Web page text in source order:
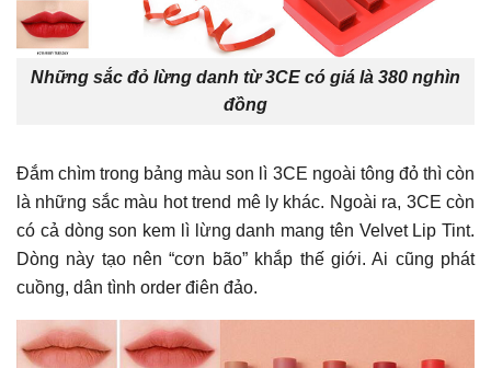
Những sắc đỏ lừng danh từ 3CE có giá là 380 nghìn
đồng
Đắm chìm trong bảng màu son lì 3CE ngoài tông đỏ thì còn
là những sắc màu hot trend mê ly khác. Ngoài ra, 3CE còn
có cả dòng son kem lì lừng danh mang tên Velvet Lip Tint.
Dòng này tạo nên “cơn bão” khắp thế giới. Ai cũng phát
cuồng, dân tình order điên đảo.